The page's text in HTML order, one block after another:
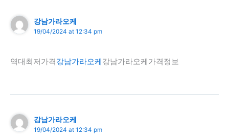
강남가라오케
19/04/2024 at 12:34 pm
역대최저가격강남가라오케강남가라오케가격정보
강남가라오케
19/04/2024 at 12:34 pm